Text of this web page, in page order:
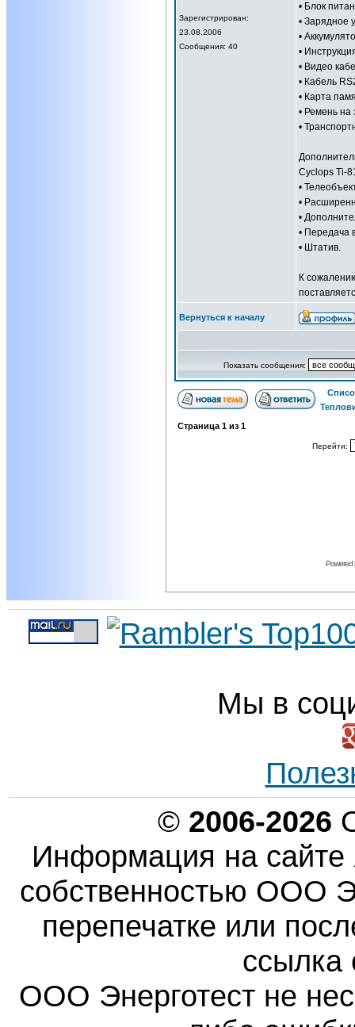
Зарегистрирован:
23.08.2006
Сообщения: 40
• Блок
• Зарядное
•
•
• Видео
• Кабель
• Карта
• Ремень на
•
Cyclops Ti-
•
•
•
• Передача
• Штатив.
К
Вернуться к началу
Показать сообщения:
Страница 1 из 1
Перейти:
Powered
Мы в
© 2006-2026
Информация на сайте
собственностью ООО
перепечатке или
ссылка
ООО Энерготест не